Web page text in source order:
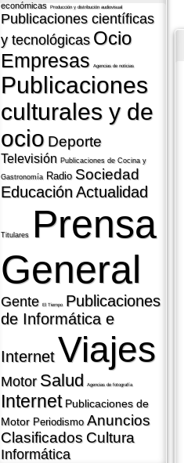
económicas
Producción y distribución audiovisual
Publicaciones cientí­ficas
y tecnológicas Ocio
Empresas Agencias de noticias
Publicaciones
culturales y de
ocio Deporte
Televisión Publicaciones de Cocina y
Gastronomí­a Radio Sociedad
EducaciónActualidad
Titulares
Prensa
General
Gente El Tiempo
Publicaciones
de Informática e
InternetViajes
Motor Salud Agencias de fotografí­a
Internet Publicaciones de
Motor Periodismo Anuncios
Clasificados Cultura
Informática